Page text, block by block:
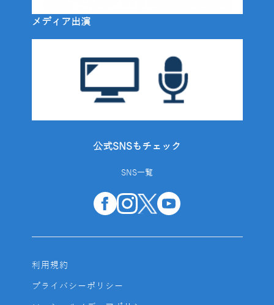
メディア出演
公式SNSもチェック
SNS一覧
利用規約
プライバシーポリシー